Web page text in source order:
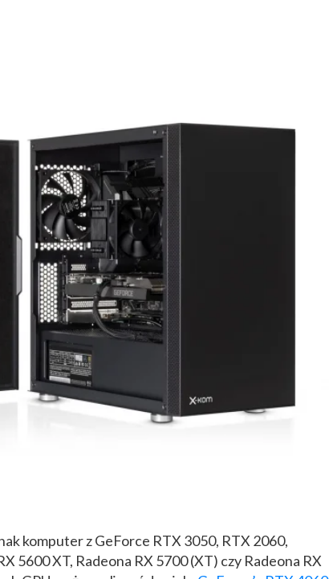
komputer z GeForce RTX 3050, RTX 2060,
5600 XT, Radeona RX 5700 (XT) czy Radeona RX